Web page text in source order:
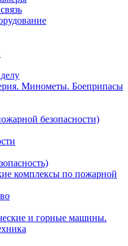
Минометы. Боеприпасы
безопасности)
комплексы по пожарной
и горные машины.